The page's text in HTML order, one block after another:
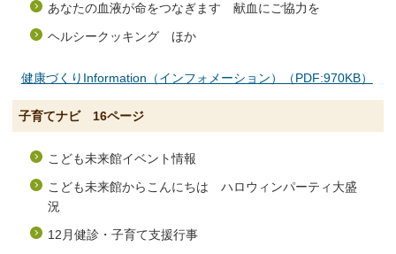
あなたの血液が命をつなぎます 献血にご協力を
ヘルシークッキング ほか
健康づくりInformation（インフォメーション）（PDF:970KB）
子育てナビ 16ページ
こども未来館イベント情報
こども未来館からこんにちは ハロウィンパーティ大盛
況
12月健診・子育て支援行事